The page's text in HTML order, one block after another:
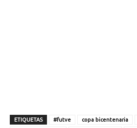
ETIQUETAS #futve copa bicentenaria